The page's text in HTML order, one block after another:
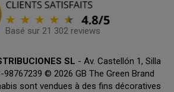
Basé sur 21 302 reviews
SL - Av. Castellón 1, Silla
© 2026 GB The Green Brand
sont vendues à des fins décoratives